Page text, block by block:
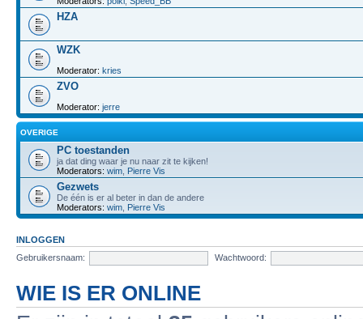
HZA
WZK
Moderator: kries
ZVO
Moderator: jerre
OVERIGE
PC toestanden
ja dat ding waar je nu naar zit te kijken!
Moderators: wim Pierre Vis
Gezwets
De één is er al beter in dan de andere
Moderators: wim Pierre Vis
INLOGGEN
Gebruikersnaam:
Wachtwoord:
WIE IS ER ONLINE